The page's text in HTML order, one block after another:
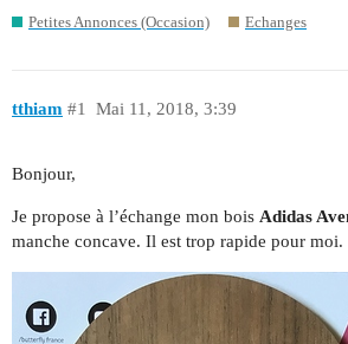
Petites Annonces (Occasion) Echanges
tthiam Mai 11, 2018, 3:39
#1
Bonjour,
Je propose à l’échange mon bois Adidas
manche concave. Il est trop rapide pour moi.